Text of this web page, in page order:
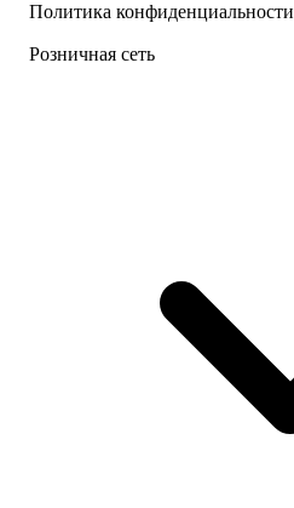
Политика конфиденциальности
Розничная сеть